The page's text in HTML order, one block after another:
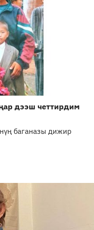
дээш четтирдим
баганазы дижир